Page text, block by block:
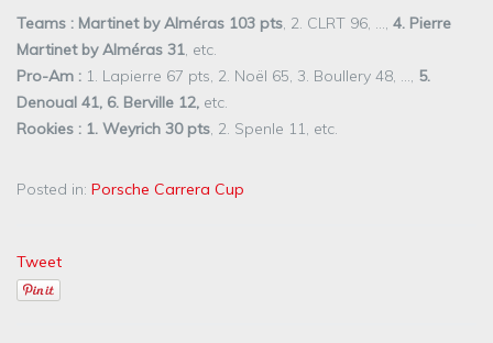
Teams : Martinet by Alméras 103 pts , 2. CLRT 96, …, 4. Pierre
Martinet by Alméras 31 , etc.
Pro-Am : 1. Lapierre 67 pts, 2. Noël 65, 3. Boullery 48, …, 5.
Denoual 41, 6. Berville 12, etc.
Rookies : 1. Weyrich 30 pts , 2. Spenle 11, etc.
Posted in: Porsche Carrera Cup
Tweet